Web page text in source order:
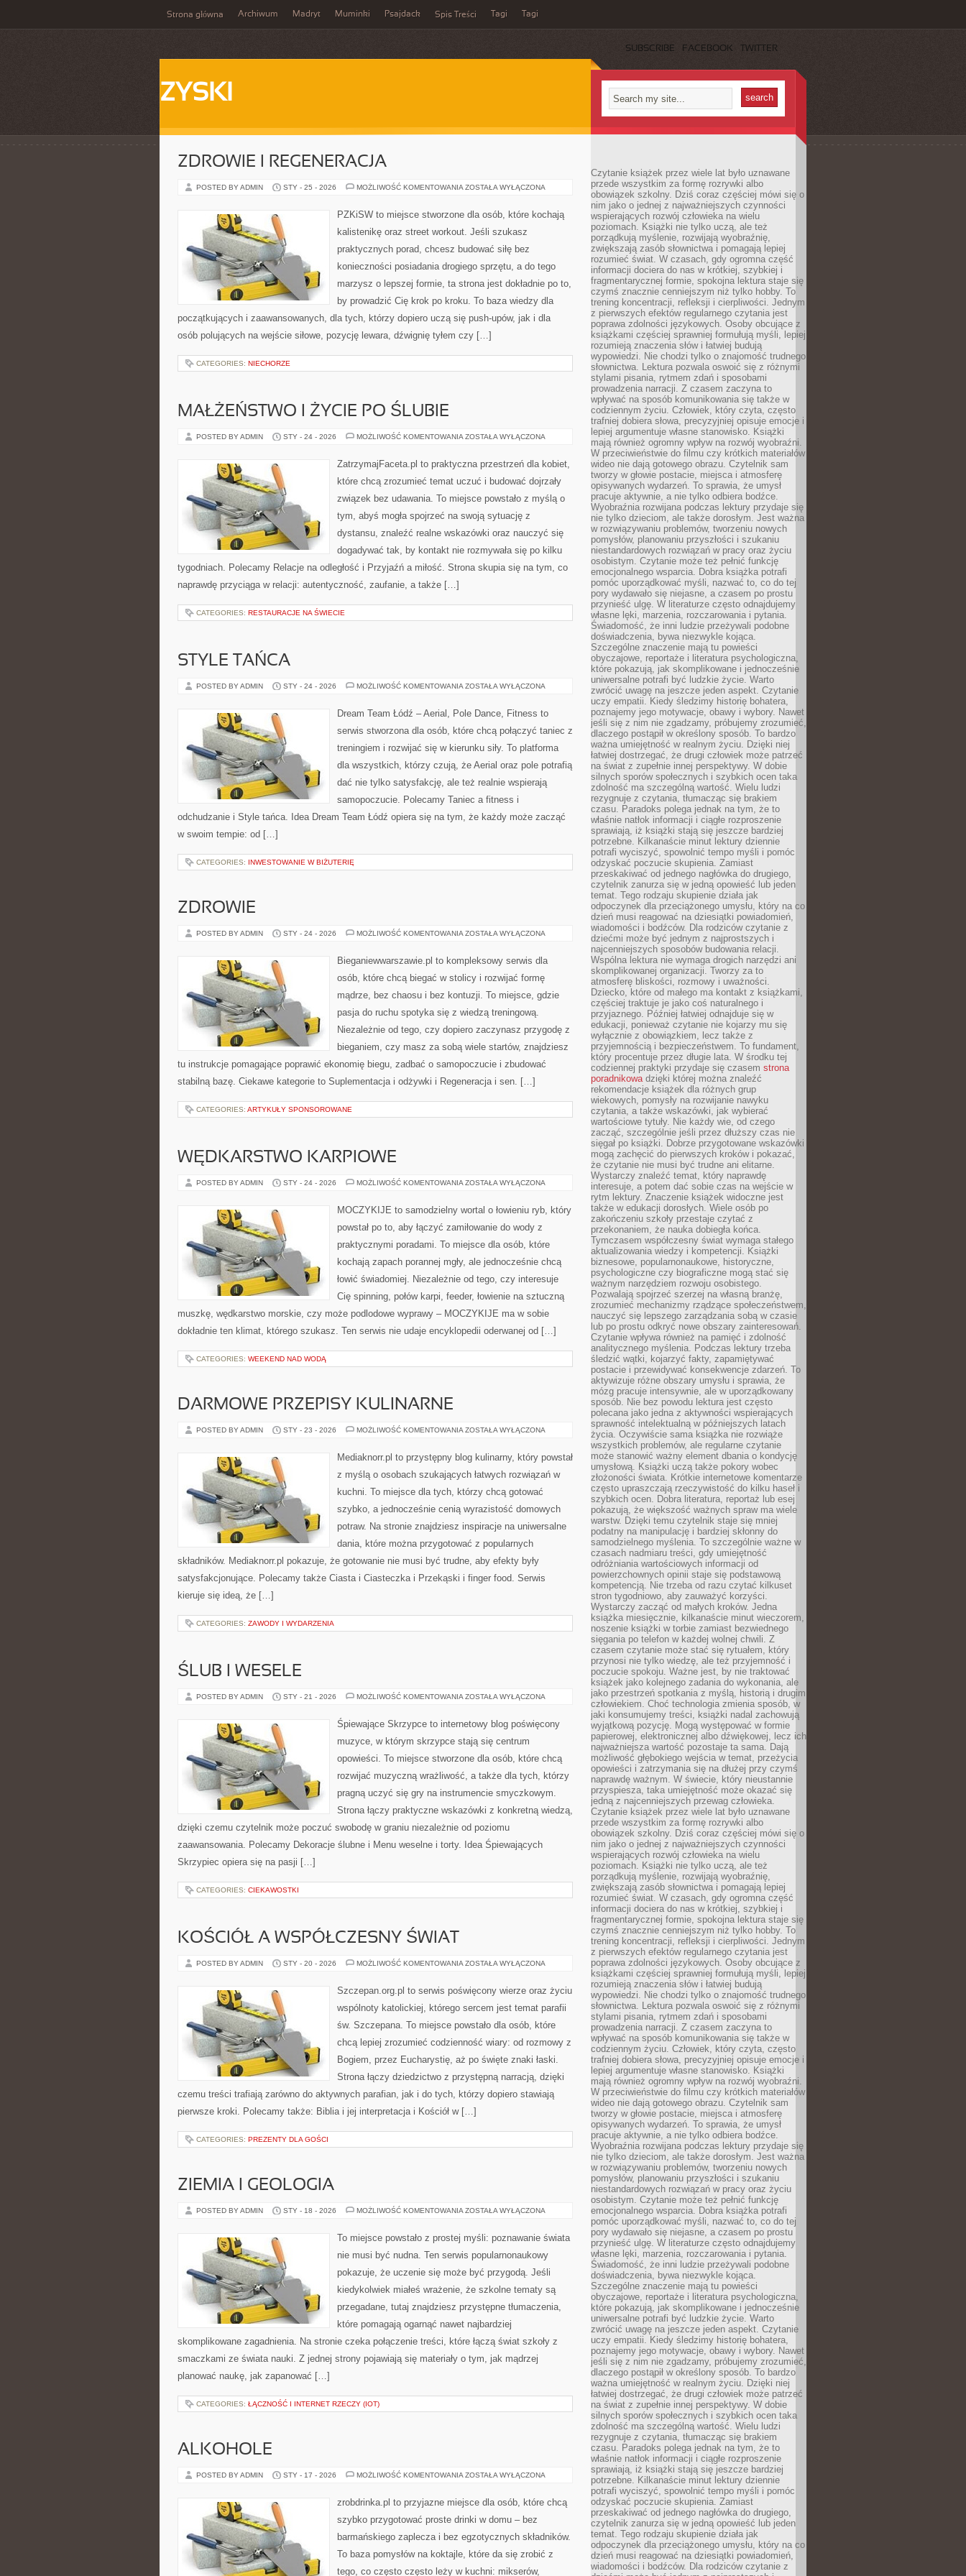
Strona główna Archiwum Madryt Muminki Psajdack Spis Treści Tagi Tagi
SUBSCRIBE FACEBOOK TWITTER
ZYSKI
ZDROWIE I REGENERACJA
POSTED BY ADMIN STY - 25 - 2026 MOŻLIWOŚĆ KOMENTOWANIA ZDROWIE
ZOSTAŁA WYŁĄCZONA
PZKiSW to miejsce stworzone dla osób, które kochają
kalistenikę oraz street workout. Jeśli szukasz
praktycznych porad, chcesz budować siłę bez
konieczności posiadania drogiego sprzętu, a do tego
marzysz o lepszej formie, ta strona jest dokładnie po to,
by prowadzić Cię krok po kroku. To baza wiedzy dla
początkujących i zaawansowanych, dla tych, którzy dopiero uczą się push-upów, jak i dla
osób polujących na wejście siłowe, pozycję lewara, dźwignię tyłem czy […]
CATEGORIES: NIECHORZE
MAŁŻEŃSTWO I ŻYCIE PO ŚLUBIE
POSTED BY ADMIN STY - 24 - 2026 MOŻLIWOŚĆ KOMENTOWANIA MAŁŻEŃSTWO
ŚLUBIE
ZOSTAŁA WYŁĄCZONA
ZatrzymajFaceta.pl to praktyczna przestrzeń dla kobiet,
które chcą zrozumieć temat uczuć i budować dojrzały
związek bez udawania. To miejsce powstało z myślą o
tym, abyś mogła spojrzeć na swoją sytuację z
dystansu, znaleźć realne wskazówki oraz nauczyć się
dogadywać tak, by kontakt nie rozmywała się po kilku
tygodniach. Polecamy Relacje na odległość i Przyjaźń a miłość. Strona skupia się na tym, co
naprawdę przyciąga w relacji: autentyczność, zaufanie, a także […]
CATEGORIES: RESTAURACJE NA ŚWIECIE
STYLE TAŃCA
POSTED BY ADMIN STY - 24 - 2026 MOŻLIWOŚĆ KOMENTOWANIA STYLE
ZOSTAŁA WYŁĄCZONA
Dream Team Łódź – Aerial, Pole Dance, Fitness to
serwis stworzona dla osób, które chcą połączyć taniec z
treningiem i rozwijać się w kierunku siły. To platforma
dla wszystkich, którzy czują, że Aerial oraz pole potrafią
dać nie tylko satysfakcję, ale też realnie wspierają
samopoczucie. Polecamy Taniec a fitness i
odchudzanie i Style tańca. Idea Dream Team Łódź opiera się na tym, że każdy może zacząć
w swoim tempie: od […]
CATEGORIES: INWESTOWANIE W BIŻUTERIĘ
ZDROWIE
POSTED BY ADMIN STY - 24 - 2026 MOŻLIWOŚĆ KOMENTOWANIA ZDROWIE
ZOSTAŁA WYŁĄCZONA
Bieganiewwarszawie.pl to kompleksowy serwis dla
osób, które chcą biegać w stolicy i rozwijać formę
mądrze, bez chaosu i bez kontuzji. To miejsce, gdzie
pasja do ruchu spotyka się z wiedzą treningową.
Niezależnie od tego, czy dopiero zaczynasz przygodę z
bieganiem, czy masz za sobą wiele startów, znajdziesz
tu instrukcje pomagające poprawić ekonomię biegu, zadbać o samopoczucie i zbudować
stabilną bazę. Ciekawe kategorie to Suplementacja i odżywki i Regeneracja i sen. […]
CATEGORIES: ARTYKUŁY SPONSOROWANE
WĘDKARSTWO KARPIOWE
POSTED BY ADMIN STY - 24 - 2026 MOŻLIWOŚĆ KOMENTOWANIA WĘDKARSTWO
ZOSTAŁA WYŁĄCZONA
MOCZYKIJE to samodzielny wortal o łowieniu ryb, który
powstał po to, aby łączyć zamiłowanie do wody z
praktycznymi poradami. To miejsce dla osób, które
kochają zapach porannej mgły, ale jednocześnie chcą
łowić świadomiej. Niezależnie od tego, czy interesuje
Cię spinning, połów karpi, feeder, łowienie na sztuczną
muszkę, wędkarstwo morskie, czy może podlodowe wyprawy – MOCZYKIJE ma w sobie
dokładnie ten klimat, którego szukasz. Ten serwis nie udaje encyklopedii oderwanej od […]
CATEGORIES: WEEKEND NAD WODĄ
DARMOWE PRZEPISY KULINARNE
POSTED BY ADMIN STY - 23 - 2026 MOŻLIWOŚĆ KOMENTOWANIA DARMOWE
ZOSTAŁA WYŁĄCZONA
Mediaknorr.pl to przystępny blog kulinarny, który powstał
z myślą o osobach szukających łatwych rozwiązań w
kuchni. To miejsce dla tych, którzy chcą gotować
szybko, a jednocześnie cenią wyrazistość domowych
potraw. Na stronie znajdziesz inspiracje na uniwersalne
dania, które można przygotować z popularnych
składników. Mediaknorr.pl pokazuje, że gotowanie nie musi być trudne, aby efekty były
satysfakcjonujące. Polecamy także Ciasta i Ciasteczka i Przekąski i finger food. Serwis
kieruje się ideą, że […]
CATEGORIES: ZAWODY I WYDARZENIA
ŚLUB I WESELE
POSTED BY ADMIN STY - 21 - 2026 MOŻLIWOŚĆ KOMENTOWANIA ŚLUB
ZOSTAŁA WYŁĄCZONA
Śpiewające Skrzypce to internetowy blog poświęcony
muzyce, w którym skrzypce stają się centrum
opowieści. To miejsce stworzone dla osób, które chcą
rozwijać muzyczną wrażliwość, a także dla tych, którzy
pragną uczyć się gry na instrumencie smyczkowym.
Strona łączy praktyczne wskazówki z konkretną wiedzą,
dzięki czemu czytelnik może poczuć swobodę w graniu niezależnie od poziomu
zaawansowania. Polecamy Dekoracje ślubne i Menu weselne i torty. Idea Śpiewających
Skrzypiec opiera się na pasji […]
CATEGORIES: CIEKAWOSTKI
KOŚCIÓŁ A WSPÓŁCZESNY ŚWIAT
POSTED BY ADMIN STY - 20 - 2026 MOŻLIWOŚĆ KOMENTOWANIA KOŚCIÓŁ
ŚWIAT
ZOSTAŁA WYŁĄCZONA
Szczepan.org.pl to serwis poświęcony wierze oraz życiu
wspólnoty katolickiej, którego sercem jest temat parafii
św. Szczepana. To miejsce powstało dla osób, które
chcą lepiej zrozumieć codzienność wiary: od rozmowy z
Bogiem, przez Eucharystię, aż po święte znaki łaski.
Strona łączy dziedzictwo z przystępną narracją, dzięki
czemu treści trafiają zarówno do aktywnych parafian, jak i do tych, którzy dopiero stawiają
pierwsze kroki. Polecamy także: Biblia i jej interpretacja i Kościół w […]
CATEGORIES: PREZENTY DLA GOŚCI
ZIEMIA I GEOLOGIA
POSTED BY ADMIN STY - 18 - 2026 MOŻLIWOŚĆ KOMENTOWANIA ZIEMIA
ZOSTAŁA WYŁĄCZONA
To miejsce powstało z prostej myśli: poznawanie świata
nie musi być nudna. Ten serwis popularnonaukowy
pokazuje, że uczenie się może być przygodą. Jeśli
kiedykolwiek miałeś wrażenie, że szkolne tematy są
przegadane, tutaj znajdziesz przystępne tłumaczenia,
które pomagają ogarnąć nawet najbardziej
skomplikowane zagadnienia. Na stronie czeka połączenie treści, które łączą świat szkoły z
smaczkami ze świata nauki. Z jednej strony pojawiają się materiały o tym, jak mądrzej
planować naukę, jak zapanować […]
CATEGORIES: ŁĄCZNOŚĆ I INTERNET RZECZY (IOT)
ALKOHOLE
POSTED BY ADMIN STY - 17 - 2026 MOŻLIWOŚĆ KOMENTOWANIA ALKOHOLE
ZOSTAŁA WYŁĄCZONA
zrobdrinka.pl to przyjazne miejsce dla osób, które chcą
szybko przygotować proste drinki w domu – bez
barmańskiego zaplecza i bez egzotycznych składników.
To baza pomysłów na koktajle, które da się zrobić z
tego, co często często leży w kuchni: mikserów,
Czytanie książek przez wiele lat było uznawane
przede wszystkim za formę rozrywki albo
obowiązek szkolny. Dziś coraz częściej mówi się o
nim jako o jednej z najważniejszych czynności
wspierających rozwój człowieka na wielu
poziomach. Książki nie tylko uczą, ale też
porządkują myślenie, rozwijają wyobraźnię,
zwiększają zasób słownictwa i pomagają lepiej
rozumieć świat. W czasach, gdy ogromna część
informacji dociera do nas w krótkiej, szybkiej i
fragmentarycznej formie, spokojna lektura staje się
czymś znacznie cenniejszym niż tylko hobby. To
trening koncentracji, refleksji i cierpliwości. Jednym
z pierwszych efektów regularnego czytania jest
poprawa zdolności językowych. Osoby obcujące z
książkami częściej sprawniej formułują myśli, lepiej
rozumieją znaczenia słów i łatwiej budują
wypowiedzi. Nie chodzi tylko o znajomość trudnego
słownictwa. Lektura pozwala oswoić się z różnymi
stylami pisania, rytmem zdań i sposobami
prowadzenia narracji. Z czasem zaczyna to
wpływać na sposób komunikowania się także w
codziennym życiu. Człowiek, który czyta, często
trafniej dobiera słowa, precyzyjniej opisuje emocje i
lepiej argumentuje własne stanowisko. Książki
mają również ogromny wpływ na rozwój wyobraźni.
W przeciwieństwie do filmu czy krótkich materiałów
wideo nie dają gotowego obrazu. Czytelnik sam
tworzy w głowie postacie, miejsca i atmosferę
opisywanych wydarzeń. To sprawia, że umysł
pracuje aktywnie, a nie tylko odbiera bodźce.
Wyobraźnia rozwijana podczas lektury przydaje się
nie tylko dzieciom, ale także dorosłym. Jest ważna
w rozwiązywaniu problemów, tworzeniu nowych
pomysłów, planowaniu przyszłości i szukaniu
niestandardowych rozwiązań w pracy oraz życiu
osobistym. Czytanie może też pełnić funkcję
emocjonalnego wsparcia. Dobra książka potrafi
pomóc uporządkować myśli, nazwać to, co do tej
pory wydawało się niejasne, a czasem po prostu
przynieść ulgę. W literaturze często odnajdujemy
własne lęki, marzenia, rozczarowania i pytania.
Świadomość, że inni ludzie przeżywali podobne
doświadczenia, bywa niezwykle kojąca.
Szczególne znaczenie mają tu powieści
obyczajowe, reportaże i literatura psychologiczna,
które pokazują, jak skomplikowane i jednocześnie
uniwersalne potrafi być ludzkie życie. Warto
zwrócić uwagę na jeszcze jeden aspekt. Czytanie
uczy empatii. Kiedy śledzimy historię bohatera,
poznajemy jego motywacje, obawy i wybory. Nawet
jeśli się z nim nie zgadzamy, próbujemy zrozumieć,
dlaczego postąpił w określony sposób. To bardzo
ważna umiejętność w realnym życiu. Dzięki niej
łatwiej dostrzegać, że drugi człowiek może patrzeć
na świat z zupełnie innej perspektywy. W dobie
silnych sporów społecznych i szybkich ocen taka
zdolność ma szczególną wartość. Wielu ludzi
rezygnuje z czytania, tłumacząc się brakiem
czasu. Paradoks polega jednak na tym, że to
właśnie natłok informacji i ciągłe rozproszenie
sprawiają, iż książki stają się jeszcze bardziej
potrzebne. Kilkanaście minut lektury dziennie
potrafi wyciszyć, spowolnić tempo myśli i pomóc
odzyskać poczucie skupienia. Zamiast
przeskakiwać od jednego nagłówka do drugiego,
czytelnik zanurza się w jedną opowieść lub jeden
temat. Tego rodzaju skupienie działa jak
odpoczynek dla przeciążonego umysłu, który na co
dzień musi reagować na dziesiątki powiadomień,
wiadomości i bodźców. Dla rodziców czytanie z
dziećmi może być jednym z najprostszych i
najcenniejszych sposobów budowania relacji.
Wspólna lektura nie wymaga drogich narzędzi ani
skomplikowanej organizacji. Tworzy za to
atmosferę bliskości, rozmowy i uważności.
Dziecko, które od małego ma kontakt z książkami,
częściej traktuje je jako coś naturalnego i
przyjaznego. Później łatwiej odnajduje się w
edukacji, ponieważ czytanie nie kojarzy mu się
wyłącznie z obowiązkiem, lecz także z
przyjemnością i bezpieczeństwem. To fundament,
który procentuje przez długie lata. W środku tej
codziennej praktyki przydaje się czasem strona
poradnikowadzięki której można znaleźć
rekomendacje książek dla różnych grup
wiekowych, pomysły na rozwijanie nawyku
czytania, a także wskazówki, jak wybierać
wartościowe tytuły. Nie każdy wie, od czego
zacząć, szczególnie jeśli przez dłuższy czas nie
sięgał po książki. Dobrze przygotowane wskazówki
mogą zachęcić do pierwszych kroków i pokazać,
że czytanie nie musi być trudne ani elitarne.
Wystarczy znaleźć temat, który naprawdę
interesuje, a potem dać sobie czas na wejście w
rytm lektury. Znaczenie książek widoczne jest
także w edukacji dorosłych. Wiele osób po
zakończeniu szkoły przestaje czytać z
przekonaniem, że nauka dobiegła końca.
Tymczasem współczesny świat wymaga stałego
aktualizowania wiedzy i kompetencji. Książki
biznesowe, popularnonaukowe, historyczne,
psychologiczne czy biograficzne mogą stać się
ważnym narzędziem rozwoju osobistego.
Pozwalają spojrzeć szerzej na własną branżę,
zrozumieć mechanizmy rządzące społeczeństwem,
nauczyć się lepszego zarządzania sobą w czasie
lub po prostu odkryć nowe obszary zainteresowań.
Czytanie wpływa również na pamięć i zdolność
analitycznego myślenia. Podczas lektury trzeba
śledzić wątki, kojarzyć fakty, zapamiętywać
postacie i przewidywać konsekwencje zdarzeń. To
aktywizuje różne obszary umysłu i sprawia, że
mózg pracuje intensywnie, ale w uporządkowany
sposób. Nie bez powodu lektura jest często
polecana jako jedna z aktywności wspierających
sprawność intelektualną w późniejszych latach
życia. Oczywiście sama książka nie rozwiąże
wszystkich problemów, ale regularne czytanie
może stanowić ważny element dbania o kondycję
umysłową. Książki uczą także pokory wobec
złożoności świata. Krótkie internetowe komentarze
często upraszczają rzeczywistość do kilku haseł i
szybkich ocen. Dobra literatura, reportaż lub esej
pokazują, że większość ważnych spraw ma wiele
warstw. Dzięki temu czytelnik staje się mniej
podatny na manipulację i bardziej skłonny do
samodzielnego myślenia. To szczególnie ważne w
czasach nadmiaru treści, gdy umiejętność
odróżniania wartościowych informacji od
powierzchownych opinii staje się podstawową
kompetencją. Nie trzeba od razu czytać kilkuset
stron tygodniowo, aby zauważyć korzyści.
Wystarczy zacząć od małych kroków. Jedna
książka miesięcznie, kilkanaście minut wieczorem,
noszenie książki w torbie zamiast bezwiednego
sięgania po telefon w każdej wolnej chwili. Z
czasem czytanie może stać się rytuałem, który
przynosi nie tylko wiedzę, ale też przyjemność i
poczucie spokoju. Ważne jest, by nie traktować
książek jako kolejnego zadania do wykonania, ale
jako przestrzeń spotkania z myślą, historią i drugim
człowiekiem. Choć technologia zmienia sposób, w
jaki konsumujemy treści, książki nadal zachowują
wyjątkową pozycję. Mogą występować w formie
papierowej, elektronicznej albo dźwiękowej, lecz ich
najważniejsza wartość pozostaje ta sama. Dają
możliwość głębokiego wejścia w temat, przeżycia
opowieści i zatrzymania się na dłużej przy czymś
naprawdę ważnym. W świecie, który nieustannie
przyspiesza, taka umiejętność może okazać się
jedną z najcenniejszych przewag człowieka.
Czytanie książek przez wiele lat było uznawane
przede wszystkim za formę rozrywki albo
obowiązek szkolny. Dziś coraz częściej mówi się o
nim jako o jednej z najważniejszych czynności
wspierających rozwój człowieka na wielu
poziomach. Książki nie tylko uczą, ale też
porządkują myślenie, rozwijają wyobraźnię,
zwiększają zasób słownictwa i pomagają lepiej
rozumieć świat. W czasach, gdy ogromna część
informacji dociera do nas w krótkiej, szybkiej i
fragmentarycznej formie, spokojna lektura staje się
czymś znacznie cenniejszym niż tylko hobby. To
trening koncentracji, refleksji i cierpliwości. Jednym
z pierwszych efektów regularnego czytania jest
poprawa zdolności językowych. Osoby obcujące z
książkami częściej sprawniej formułują myśli, lepiej
rozumieją znaczenia słów i łatwiej budują
wypowiedzi. Nie chodzi tylko o znajomość trudnego
słownictwa. Lektura pozwala oswoić się z różnymi
stylami pisania, rytmem zdań i sposobami
prowadzenia narracji. Z czasem zaczyna to
wpływać na sposób komunikowania się także w
codziennym życiu. Człowiek, który czyta, często
trafniej dobiera słowa, precyzyjniej opisuje emocje i
lepiej argumentuje własne stanowisko. Książki
mają również ogromny wpływ na rozwój wyobraźni.
W przeciwieństwie do filmu czy krótkich materiałów
wideo nie dają gotowego obrazu. Czytelnik sam
tworzy w głowie postacie, miejsca i atmosferę
opisywanych wydarzeń. To sprawia, że umysł
pracuje aktywnie, a nie tylko odbiera bodźce.
Wyobraźnia rozwijana podczas lektury przydaje się
nie tylko dzieciom, ale także dorosłym. Jest ważna
w rozwiązywaniu problemów, tworzeniu nowych
pomysłów, planowaniu przyszłości i szukaniu
niestandardowych rozwiązań w pracy oraz życiu
osobistym. Czytanie może też pełnić funkcję
emocjonalnego wsparcia. Dobra książka potrafi
pomóc uporządkować myśli, nazwać to, co do tej
pory wydawało się niejasne, a czasem po prostu
przynieść ulgę. W literaturze często odnajdujemy
własne lęki, marzenia, rozczarowania i pytania.
Świadomość, że inni ludzie przeżywali podobne
doświadczenia, bywa niezwykle kojąca.
Szczególne znaczenie mają tu powieści
obyczajowe, reportaże i literatura psychologiczna,
które pokazują, jak skomplikowane i jednocześnie
uniwersalne potrafi być ludzkie życie. Warto
zwrócić uwagę na jeszcze jeden aspekt. Czytanie
uczy empatii. Kiedy śledzimy historię bohatera,
poznajemy jego motywacje, obawy i wybory. Nawet
jeśli się z nim nie zgadzamy, próbujemy zrozumieć,
dlaczego postąpił w określony sposób. To bardzo
ważna umiejętność w realnym życiu. Dzięki niej
łatwiej dostrzegać, że drugi człowiek może patrzeć
na świat z zupełnie innej perspektywy. W dobie
silnych sporów społecznych i szybkich ocen taka
zdolność ma szczególną wartość. Wielu ludzi
rezygnuje z czytania, tłumacząc się brakiem
czasu. Paradoks polega jednak na tym, że to
właśnie natłok informacji i ciągłe rozproszenie
sprawiają, iż książki stają się jeszcze bardziej
potrzebne. Kilkanaście minut lektury dziennie
potrafi wyciszyć, spowolnić tempo myśli i pomóc
odzyskać poczucie skupienia. Zamiast
przeskakiwać od jednego nagłówka do drugiego,
czytelnik zanurza się w jedną opowieść lub jeden
temat. Tego rodzaju skupienie działa jak
odpoczynek dla przeciążonego umysłu, który na co
dzień musi reagować na dziesiątki powiadomień,
wiadomości i bodźców. Dla rodziców czytanie z